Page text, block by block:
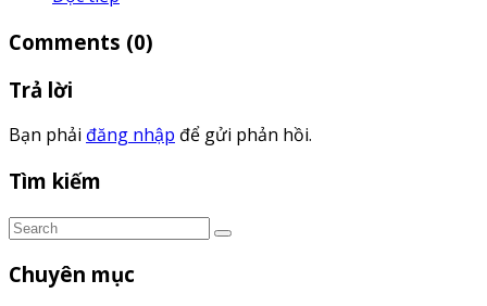
Comments (0)
Trả lời
Bạn phải đăng nhập để gửi phản hồi.
Tìm kiếm
Chuyên mục